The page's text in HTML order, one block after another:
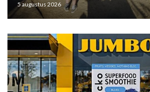
5 augustus 2026